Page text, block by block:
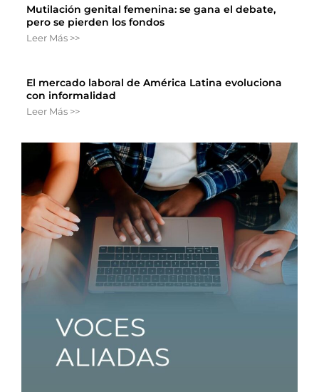
Mutilación genital femenina: se gana el debate,
pero se pierden los fondos
Leer Más >>
El mercado laboral de América Latina evoluciona
con informalidad
Leer Más >>